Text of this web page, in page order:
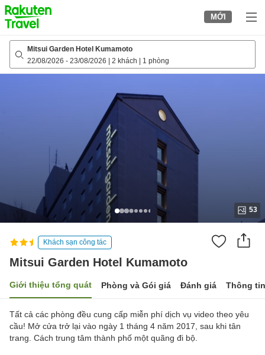
to
top
page
MỚI
Mitsui Garden Hotel Kumamoto
22/08/2026 - 23/08/2026 2 khách 1 phòng
53
Khách sạn công tác
Mitsui Garden Hotel Kumamoto
Giới thiệu tổng quát Phòng và Gói giá Đánh giá Thông
Tất cả các phòng đều cung cấp miễn phí dịch vụ video theo yêu
cầu! Mở cửa trở lại vào ngày 1 tháng 4 năm 2017, sau khi tân
trang. Cách trung tâm thành phố một quãng đi bộ.